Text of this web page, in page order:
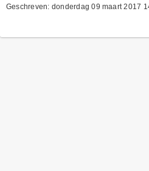
Geschreven: donderdag 09 maart 2017